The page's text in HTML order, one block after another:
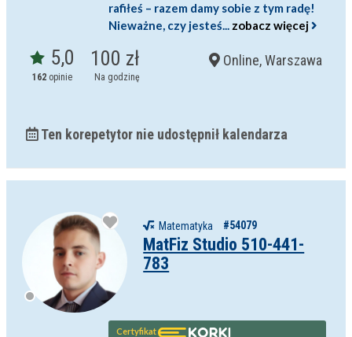
rafiłeś – razem damy sobie z tym radę!
Nieważne, czy jesteś... zobacz więcej
5,0
162 opinie
100 zł
Na godzinę
Online, Warszawa
Ten korepetytor nie udostępnił kalendarza
Matematyka #54079
MatFiz Studio 510-441-
783
Certyfikat